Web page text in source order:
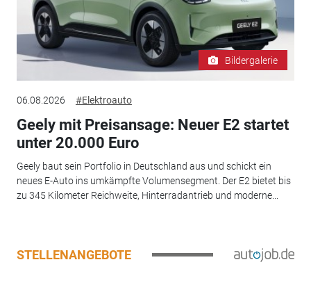
Bildergalerie
06.08.2026 #Elektroauto
Geely mit Preisansage: Neuer E2 startet
unter 20.000 Euro
Geely baut sein Portfolio in Deutschland aus und schickt ein
neues E-Auto ins umkämpfte Volumensegment. Der E2 bietet bis
zu 345 Kilometer Reichweite, Hinterradantrieb und moderne...
STELLENANGEBOTE